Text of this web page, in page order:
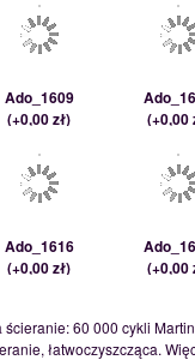
Ado_1609
(+0,00 zł)
(+0,00
Ado_1616
(+0,00 zł)
(+0,00
60 000 cykli
łatwoczyszcząca.